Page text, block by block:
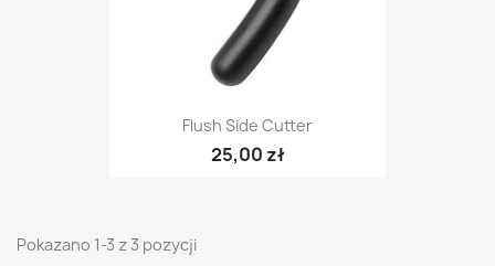
Flush Side Cutter
25,00 zł
Pokazano 1-3 z 3 pozycji